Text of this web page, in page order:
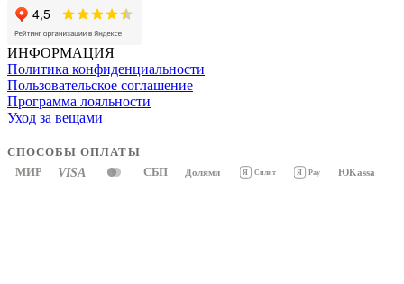
ИНФОРМАЦИЯ
Политика конфиденциальности
Пользовательское соглашение
Программа лояльности
Уход за вещами
СПОСОБЫ ОПЛАТЫ
МИР VISA СБП Долями Я Сплит Я Pay ЮKassa